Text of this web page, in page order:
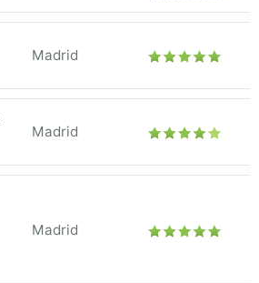
Madrid
Madrid
Madrid